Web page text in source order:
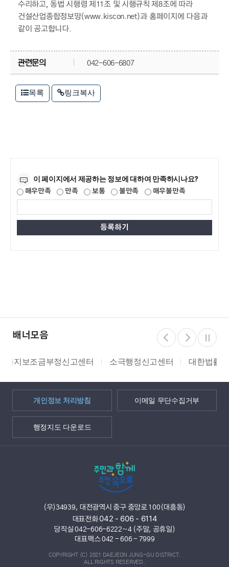
수리하고, 동법 시행령 제11조 및 시행규칙 제8조에 따라
건설산업종합정보망(www.kiscon.net)과 홈페이지에 다음과
같이 공고합니다.
관련문의 042-606-6807
목록 링크복사
이 페이지에서 제공하는 정보에 대하여 만족하시나요?
매우만족 만족 보통 불만족 매우불만족
배너모음
터 소극행정신고센터 대한법률구조공단 쌀 밭 조
개인정보 처리방침 이메일 무단수집거부
행정지도 다운로드
(우)34939, 대전광역시 중구 중앙로 100(대흥동)
대표전화042 - 606 - 6114
당직실 042-606-6222~4 (주말, 공휴일)
대표팩스 042 - 606 - 7999
COPYRIGHT (C) 2021 DAEJEON JUNG-GU DISTRICT.
ALL RIGHTS RESERVED.